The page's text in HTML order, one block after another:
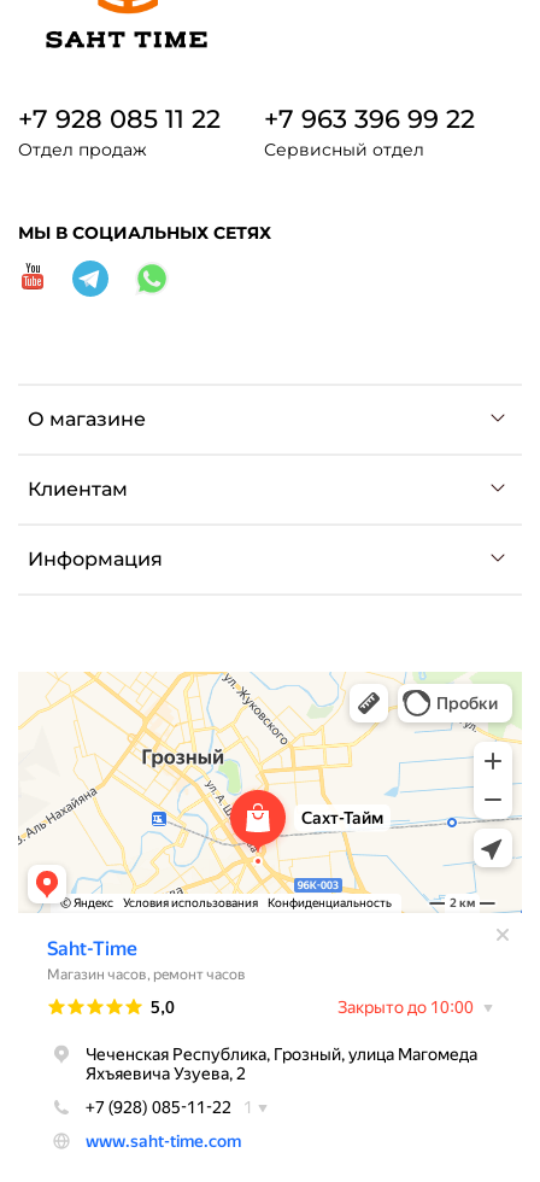
О магазине
Клиентам
Информация
+7 928 085 11 22
Отдел продаж
+7 963 396 99 22
Сервисный отдел
МЫ В СОЦИАЛЬНЫХ СЕТЯХ